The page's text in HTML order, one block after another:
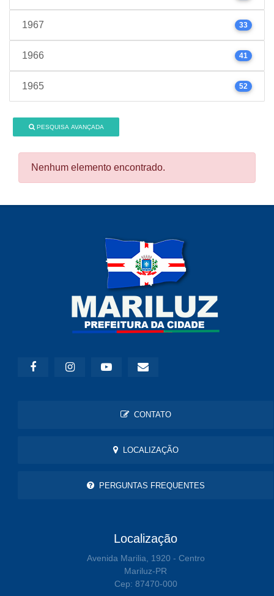
1967 33
1966 41
1965 52
PESQUISA AVANÇADA
Nenhum elemento encontrado.
CONTATO
LOCALIZAÇÃO
PERGUNTAS FREQUENTES
Localização
Avenida Marilia, 1920 - Centro
Mariluz-PR
Cep: 87470-000